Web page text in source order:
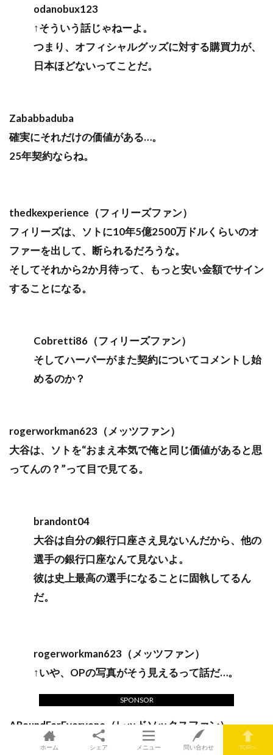
odanobux123
↑そういう話じゃねーよ。
つまり、オフィシャルグッズに対する購買力が、
日本ほどないってことだ。
Zababbaduba
確実にそれだけの価値がある…。
25年契約ならね。
thedkexperience（フィリーズファン）
フィリーズは、ソトに10年5億2500万ドルくらいのオ
ファーを出して、断られるだろうな。
そしてそれから2か月待って、もっと安い金額でサイン
することになる。
Cobretti86（フィリーズファン）
そしてハーパーがまた契約についてコメントし始
めるのか？
rogerworkman623（メッツファン）
大谷は、ソトを“おまえ本気で俺と同じ価値があると思
ってんの？”って目で見てる。
brandont04
大谷は自分の銀行口座さえ見ないんだから、他の
選手の銀行口座なんて見ないよ。
彼は史上最高の選手になることに固執してるん
だ。
rogerworkman623（メッツファン）
↑いや、OPの写真がそう見えるって話だ…。
ARoundForEveryone（レッドソックスファン）
SPONSOR
ホーム シェア メニュー 問い合わせ TOPへ